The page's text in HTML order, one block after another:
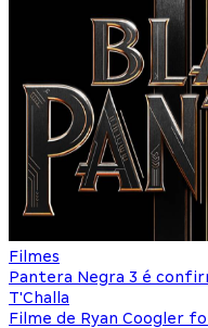
Filmes
Pantera Negra 3 é
T'Challa
Filme de Ryan Coogler